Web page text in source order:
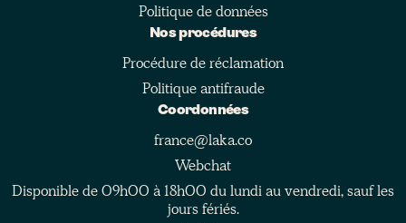
Politique de données
Nos procédures
Procédure de réclamation
Politique antifraude
Coordonnées
france@laka.co
Webchat
Disponible de 09h00 à 18h00 du lundi au vendredi, sauf les
jours fériés.